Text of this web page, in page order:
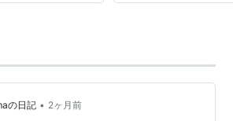
の日記 • 2ヶ月前